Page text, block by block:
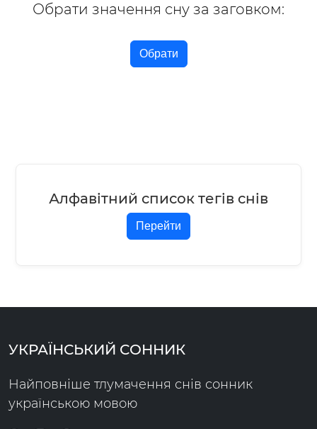
Обрати значення сну за заговком:
Обрати
Алфавітний список тегів снів
Перейти
УКРАЇНСЬКИЙ СОННИК
Найповніше тлумачення снів сонник
українською мовою